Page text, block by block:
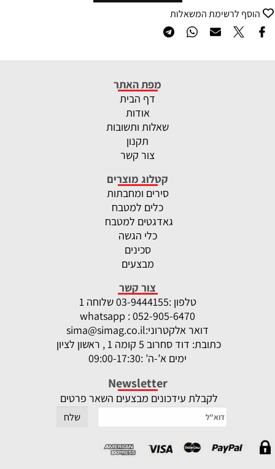
הוסף לרשימת המשאלות
מפת האתר
דף הבית
אודות
שאלות ותשובות
תקנון
צור קשר
קטלוג מוצרים
סירים ומחבתות
כלים למטבח
גאדגטים למטבח
כלי הגשה
סכינים
מבצעים
צור קשר
טלפון :
03-9444155 שלוחה 1
whatsapp : 052-905-6470
דואר אלקטרוני:sima@simag.co.il
כתובת: דוד סחרוב 5 קומה 1 , ראשון לציון
ימים א’-ה’ :09:00-17:30
Newsletter
לקבלת עידכונים מבצעים השאר פרטים